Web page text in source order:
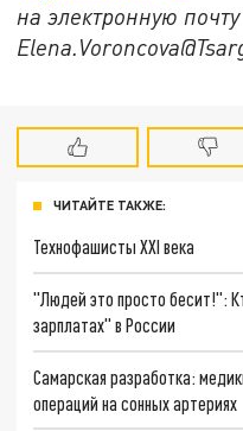
на электронную почту
ЧИТАЙТЕ ТАКЖЕ:
Технофашисты XXI века
"Людей это просто бесит!":
зарплатах" в России
Самарская разработка:
операций на сонных артериях